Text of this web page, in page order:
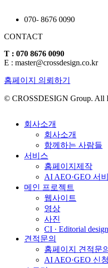
070- 8676 0090
CONTACT
T : 070 8676 0090
E : master@crossdesign.co.kr
홈페이지 의뢰하기
© CROSSDESIGN Group. All
회사소개
회사소개
함께하는 사람들
서비스
홈페이지제작
AI AEO·GEO 서
메인 프로젝트
웹사이트
영상
사진
CI · Editorial design
견적문의
홈페이지 견적문의
AI AEO·GEO 신